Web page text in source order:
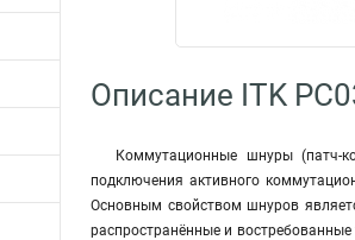
Описание ITK
Коммутационные шнуры (патч-
подключения активного
Основным свойством шнуров
распространённые и